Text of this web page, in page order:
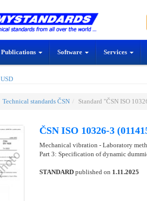
Publications Software Services
USD
Technical standards ČSN Standard "ČSN ISO
ČSN ISO 10326-3
Mechanical vibration - Laboratory
Part 3: Specification of dynamic
STANDARD published on 1.11.2025